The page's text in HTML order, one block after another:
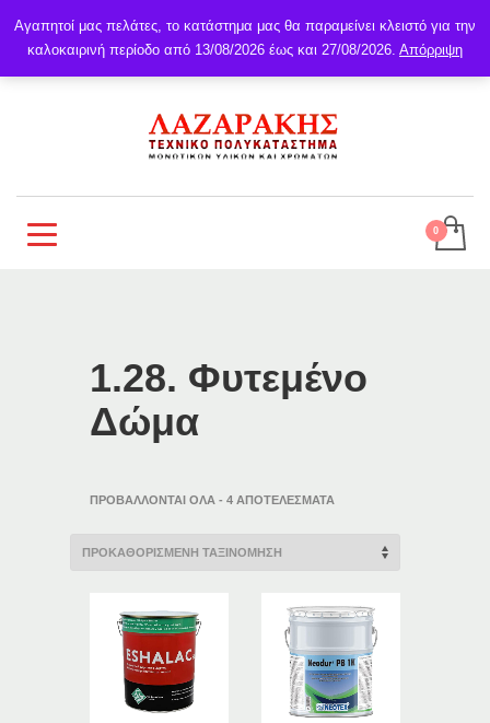
1.28. Φυτεμένο
Δώμα
ΠΡΟΒΆΛΛΟΝΤΑΙ ΌΛΑ - 4 ΑΠΟΤΕΛΈΣΜΑΤΑ
Αγαπητοί μας πελάτες, το κατάστημα μας θα παραμείνει κλειστό για την
καλοκαιρινή περίοδο από 13/08/2026 έως και 27/08/2026. Απόρριψη